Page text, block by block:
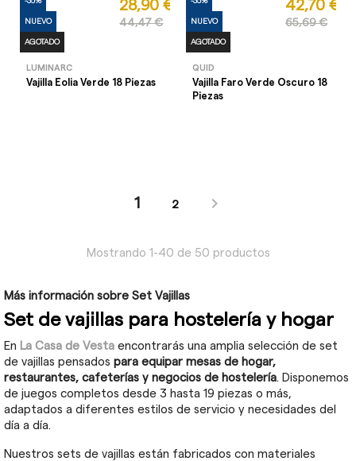
NUEVO
AGOTADO
28,90 €
44,47 €
LUMINARC
Vajilla Eolia Verde 18 Piezas
NUEVO
AGOTADO
42,70 €
65,69 €
QUID
Vajilla Faro Verde Oscuro 18
Piezas
1 2 
Mostrando 1-40 de 50 productos
Más información sobre Set Vajillas
Set de vajillas para hostelería y hogar
En La Casa de Vesta encontrarás una amplia selección de set
de vajillas pensados para equipar mesas de hogar,
restaurantes, cafeterías y negocios de hostelería. Disponemos
de juegos completos desde 3 hasta 19 piezas o más,
adaptados a diferentes estilos de servicio y necesidades del
día a día.
Nuestros sets de vajillas están fabricados con materiales